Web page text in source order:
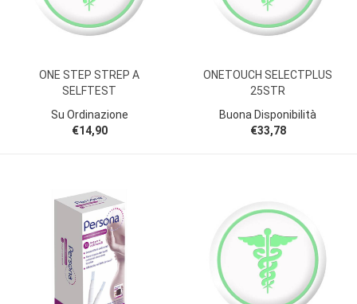
ONE STEP STREP A
SELFTEST
Su Ordinazione
€14,90
ONETOUCH SELECTPLUS
25STR
Buona Disponibilità
€33,78